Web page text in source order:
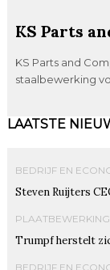
KS Parts
KS Parts and
staalbewerking
LAATSTE
BEDRIJF EN
Steven Ruijters
PLAATBEWERKING
Trumpf herstelt
BEDRIJF EN